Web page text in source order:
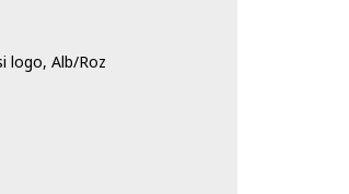
logo, Alb/Roz